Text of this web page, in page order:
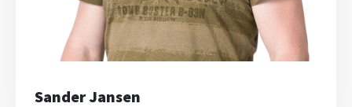
Sander Jansen